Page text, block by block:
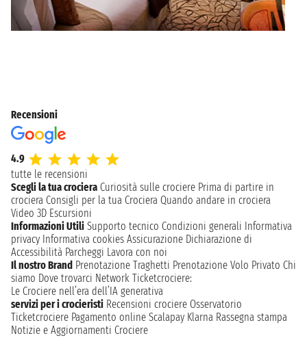
Recensioni
4.9
tutte le recensioni
Scegli la tua crociera Curiosità sulle crociere Prima di partire in
crociera Consigli per la tua Crociera Quando andare in crociera
Video 3D Escursioni
Informazioni Utili Supporto tecnico Condizioni generali Informativa
privacy Informativa cookies Assicurazione Dichiarazione di
Accessibilità Parcheggi Lavora con noi
Il nostro Brand Prenotazione Traghetti Prenotazione Volo Privato Chi
siamo Dove trovarci Network Ticketcrociere:
Le Crociere nell’era dell’IA generativa
servizi per i crocieristi Recensioni crociere Osservatorio
Ticketcrociere Pagamento online Scalapay Klarna Rassegna stampa
Notizie e Aggiornamenti Crociere